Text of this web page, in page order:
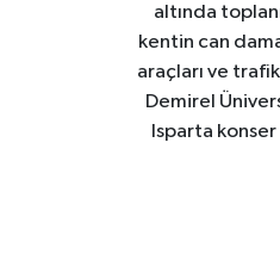
altında
kentin can
araçları ve
Demirel
Isparta